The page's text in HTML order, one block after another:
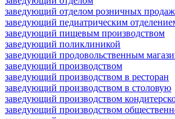
заведующий отделом розничных продаж
заведующий педиатрическим
заведующий пищевым производством
заведующий поликлиникой
заведующий продовольственным
заведующий производством
заведующий производством в ресторан
заведующий производством в столовую
заведующий производством
заведующий производством